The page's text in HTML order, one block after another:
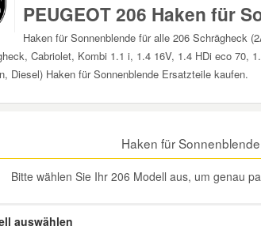
PEUGEOT 206 Haken für
Haken für Sonnenblende für alle 206 Schrägheck
Cabriolet, Kombi 1.1 i, 1.4 16V, 1.4 HDi eco 70,
Diesel) Haken für Sonnenblende Ersatzteile kaufen.
Haken für
Bitte wählen Sie Ihr 206 Modell aus, um genau
auswählen